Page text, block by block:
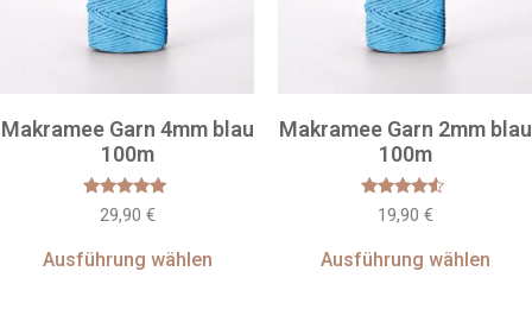
Makramee Garn 4mm blau
100m
Bewertet
mit
von 5
29,90 €
Ausführung wählen
Makramee Garn 2mm blau
100m
Bewertet
mit
von 5
19,90 €
Ausführung wählen